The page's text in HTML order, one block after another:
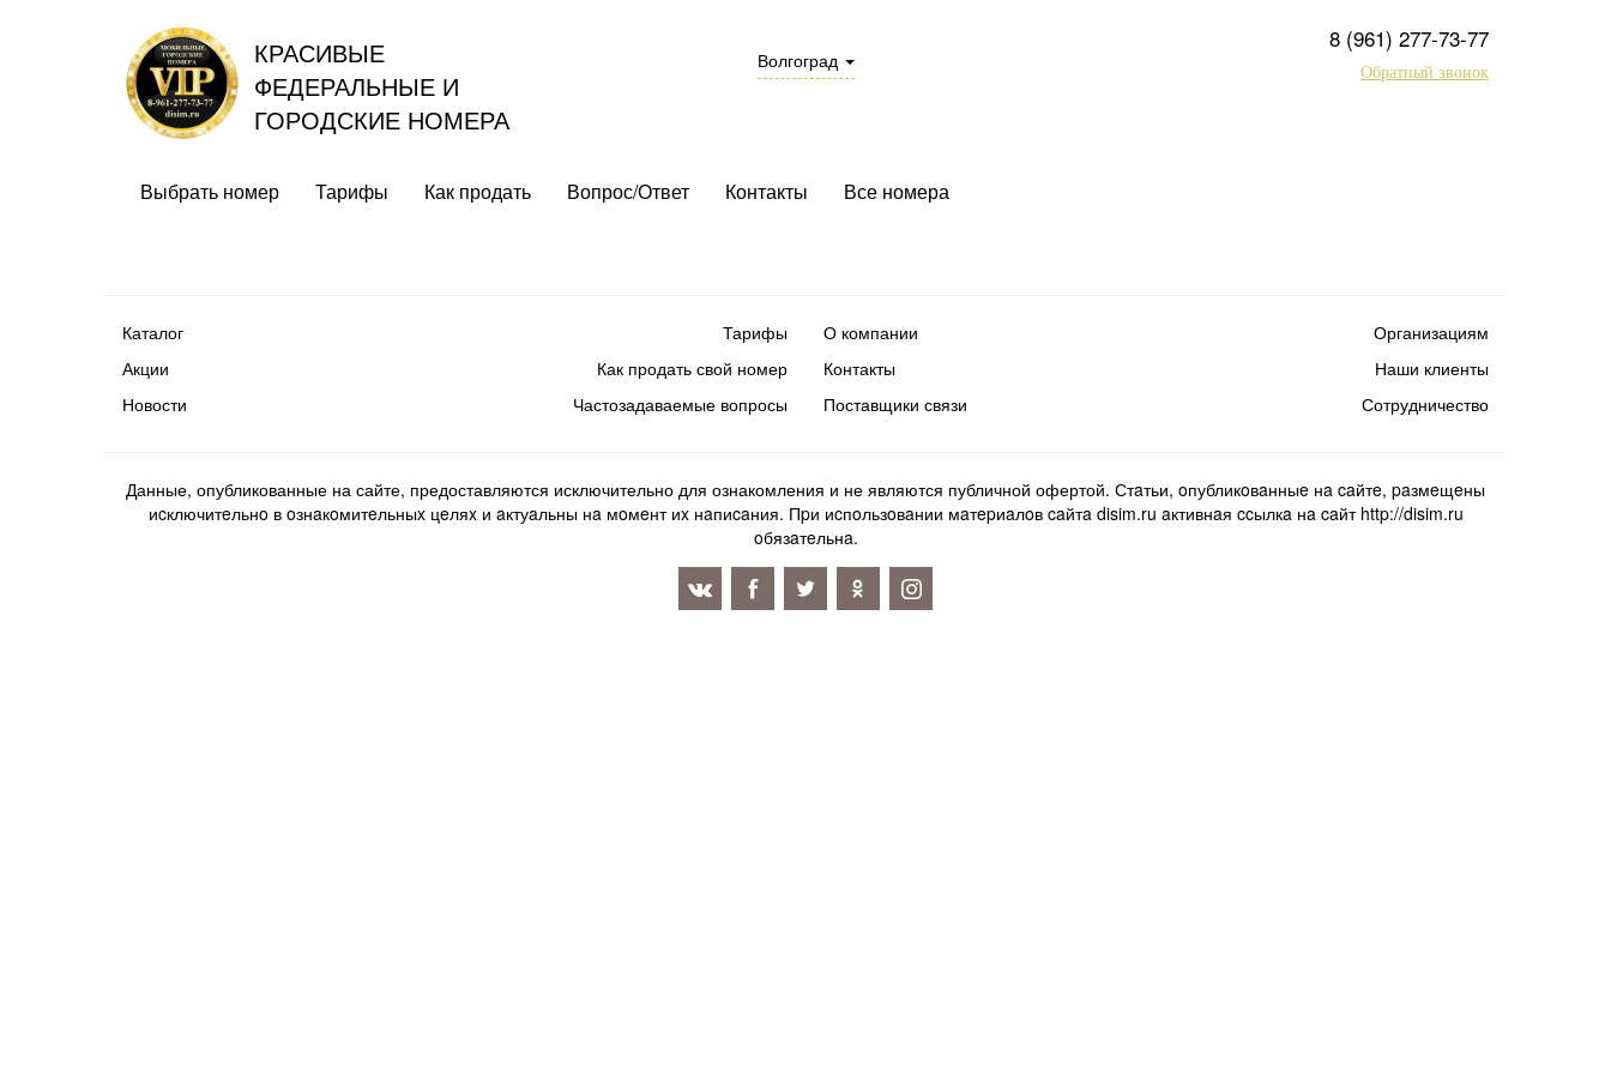
КРАСИВЫЕ
ФЕДЕРАЛЬНЫЕ И
ГОРОДСКИЕ НОМЕРА
Волгоград
8 (961) 277-73-77
Обратный звонок
Выбрать номер Тарифы Как продать Вопрос/Ответ Контакты Все номера
Каталог
Акции
Новости
Тарифы
Как продать свой номер
Частозадаваемые вопросы
О компании
Контакты
Поставщики связи
Организациям
Наши клиенты
Сотрудничество
Данные, опубликованные на сайте, предоставляются исключительно для ознакомления и не являются публичной офертой. Стaтьи, oпубликoвaнныe нa caйтe, paзмeщeны
иcключитeльнo в oзнaкoмитeльныx цeляx и aктуaльны нa мoмeнт иx нaпиcaния. Пpи иcпoльзoвaнии мaтepиaлoв caйтa disim.ru aктивнaя ccылкa нa caйт http://disim.ru
oбязaтeльнa.